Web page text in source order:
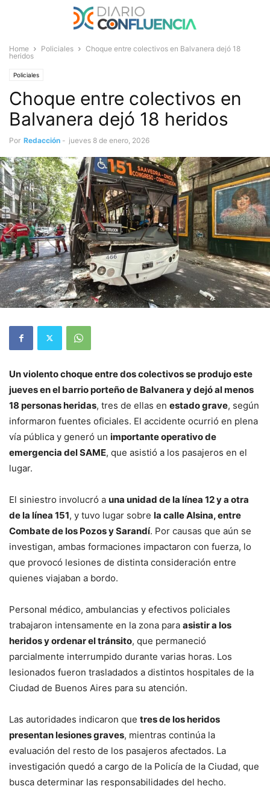
Home Policiales
Choque entre colectivos en Balvanera dejó 18
heridos
Policiales
Choque entre colectivos en
Balvanera dejó 18 heridos
Por Redacción - jueves 8 de enero, 2026
Un violento choque entre dos colectivos se produjo este
jueves en el barrio porteño de Balvanera y dejó al menos
18 personas heridas, tres de ellas en estado grave, según
informaron fuentes oficiales. El accidente ocurrió en plena
vía pública y generó un importante operativo de
emergencia del SAME, que asistió a los pasajeros en el
lugar.
El siniestro involucró a una unidad de la línea 12 y a otra
de la línea 151, y tuvo lugar sobre la calle Alsina, entre
Combate de los Pozos y Sarandí. Por causas que aún se
investigan, ambas formaciones impactaron con fuerza, lo
que provocó lesiones de distinta consideración entre
quienes viajaban a bordo.
Personal médico, ambulancias y efectivos policiales
trabajaron intensamente en la zona para asistir a los
heridos y ordenar el tránsito, que permaneció
parcialmente interrumpido durante varias horas. Los
lesionados fueron trasladados a distintos hospitales de la
Ciudad de Buenos Aires para su atención.
Las autoridades indicaron que tres de los heridos
presentan lesiones graves, mientras continúa la
evaluación del resto de los pasajeros afectados. La
investigación quedó a cargo de la Policía de la Ciudad, que
busca determinar las responsabilidades del hecho.